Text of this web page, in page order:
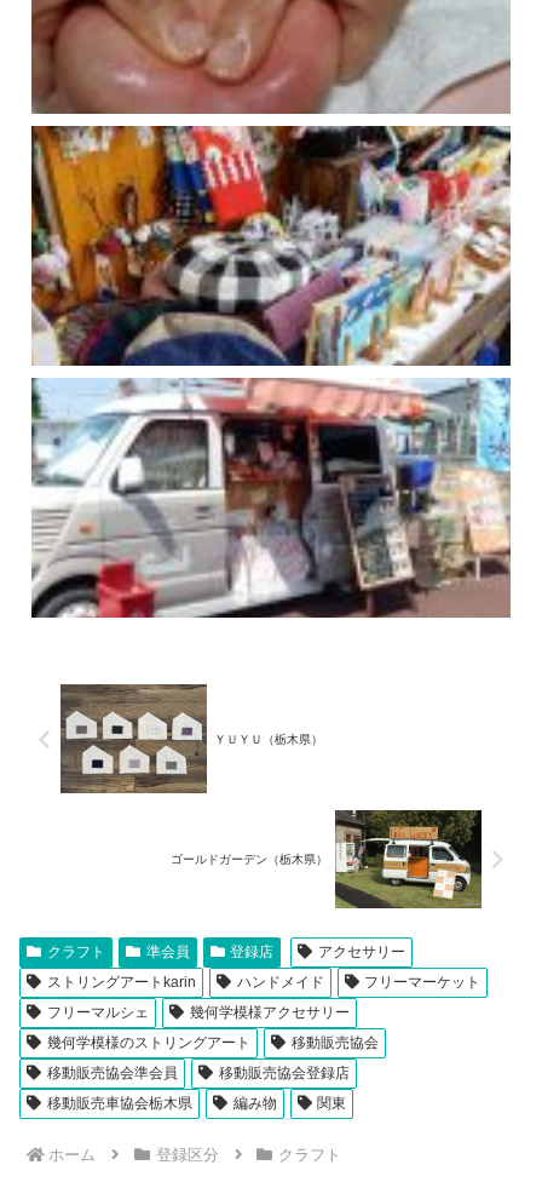
ＹＵＹＵ（栃木県）
ゴールドガーデン（栃木県）
クラフト 準会員 登録店
アクセサリー
ストリングアートkarin
ハンドメイド
フリーマーケット
フリーマルシェ
幾何学模様アクセサリー
幾何学模様のストリングアート
移動販売協会
移動販売協会準会員
移動販売協会登録店
移動販売車協会栃木県
編み物 関東
ホーム 登録区分 クラフト